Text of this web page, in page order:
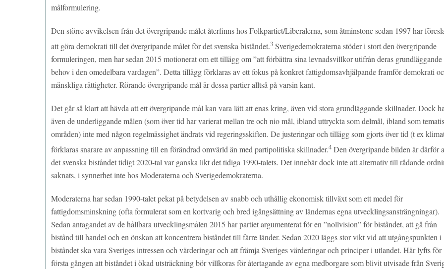
målformulering.
Den större avvikelsen från det övergripande målet återfinns hos Folkpartiet/Liberalerna, som åtminstone sedan 1997 har
att göra demokrati till det övergripande målet för det svenska biståndet.3 Sverigedemokraterna stöder i stort den övergripande
formuleringen, men har sedan 2015 motionerat om ett tillägg om ”att förbättra sina levnadsvillkor utifrån deras grundläggande
behov i den omedelbara vardagen”. Detta tillägg förklaras av ett fokus på konkret fattigdomsavhjälpande framför demokrati
mänskliga rättigheter. Rörande övergripande mål är dessa partier alltså på varsin kant.
Det går så klart att hävda att ett övergripande mål kan vara lätt att enas kring, även vid stora grundläggande skillnader. Dock
även de underliggande målen (som över tid har varierat mellan tre och nio mål, ibland uttryckta som delmål, ibland som
områden) inte med någon regelmässighet ändrats vid regeringsskiften. De justeringar och tillägg som gjorts över tid (t ex
förklaras snarare av anpassning till en förändrad omvärld än med partipolitiska skillnader.4Den övergripande bilden är därför
det svenska biståndet tidigt 2020-tal var ganska likt det tidiga 1990-talets. Det innebär dock inte att alternativ till rådande
saknats, i synnerhet inte hos Moderaterna och Sverigedemokraterna.
Moderaterna har sedan 1990-talet pekat på betydelsen av snabb och uthållig ekonomisk tillväxt som ett medel för
fattigdomsminskning (ofta formulerat som en kortvarig och bred igångsättning av ländernas egna utvecklingsansträngningar).
Sedan antagandet av de hållbara utvecklingsmålen 2015 har partiet argumenterat för en ”nollvision” för biståndet, att gå från
bistånd till handel och en önskan att koncentrera biståndet till färre länder. Sedan 2020 läggs stor vikt vid att utgångspunkten i
biståndet ska vara Sveriges intressen och värderingar och att främja Sveriges värderingar och principer i utlandet. Här lyfts för
första gången att biståndet i ökad utsträckning bör villkoras för återtagande av egna medborgare som blivit utvisade från